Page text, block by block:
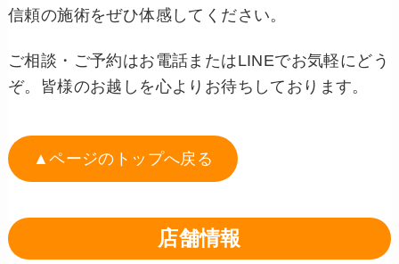
信頼の施術をぜひ体感してください。
ご相談・ご予約はお電話またはLINEでお気軽にどう
ぞ。皆様のお越しを心よりお待ちしております。
▲ページのトップへ戻る
店舗情報